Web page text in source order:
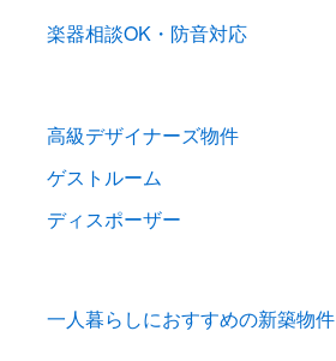
楽器相談OK・防音対応
高級デザイナーズ物件
ゲストルーム
ディスポーザー
一人暮らしにおすすめの新築物件